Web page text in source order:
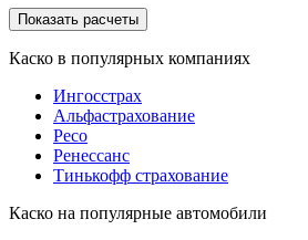
Показать расчеты
Каско в популярных компаниях
Ингосстрах
Альфастрахование
Ресо
Ренессанс
Тинькофф страхование
Каско на популярные автомобили